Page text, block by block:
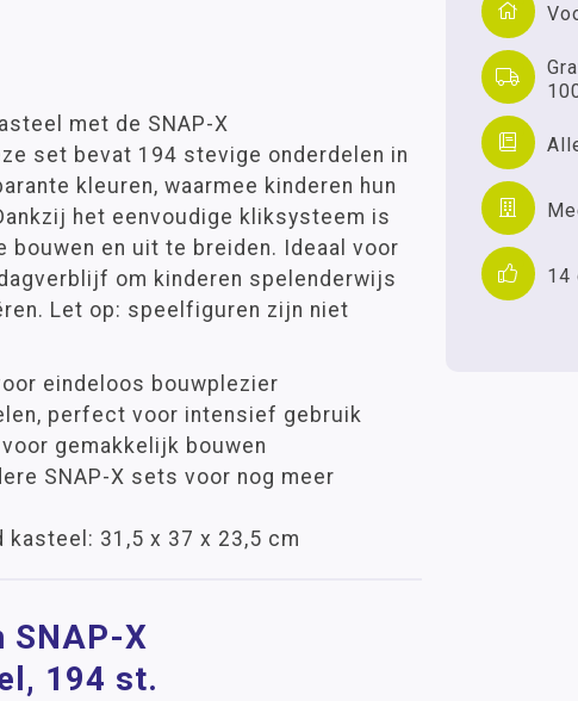
14
met de SNAP-X
set bevat 194 stevige onderdelen in
kleuren, waarmee kinderen hun
het eenvoudige kliksysteem is
bouwen en uit te breiden. Ideaal voor
om kinderen spelenderwijs
Let op: speelfiguren zijn niet
eindeloos bouwplezier
perfect voor intensief gebruik
gemakkelijk bouwen
SNAP-X sets voor nog meer
31,5 x 37 x 23,5 cm
SNAP-X
194 st.